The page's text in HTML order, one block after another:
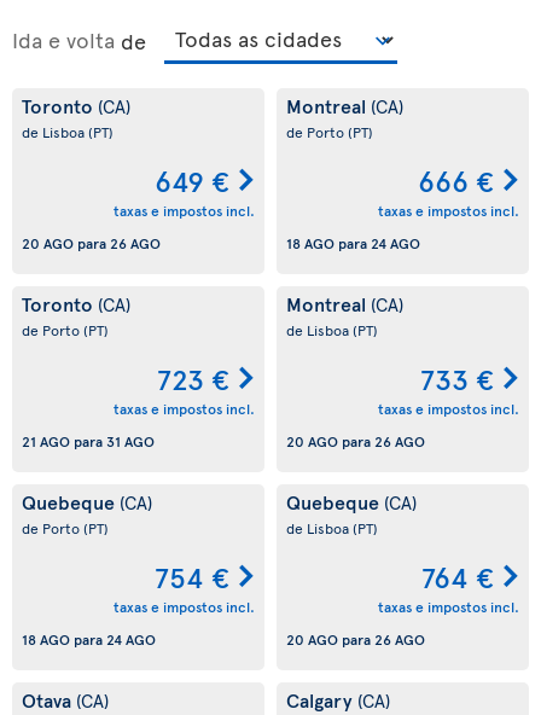
Ida e volta de
Toronto (CA)
de Lisboa(PT)
649 €
taxas e impostos incl.
20 AGO para26 AGO
Montreal (CA)
de Porto(PT)
666 €
taxas e impostos incl.
18 AGO para24 AGO
Toronto (CA)
de Porto(PT)
723 €
taxas e impostos incl.
21 AGO para 31 AGO
Montreal (CA)
de Lisboa(PT)
733 €
taxas e impostos incl.
20 AGO para26 AGO
Quebeque (CA)
de Porto(PT)
754 €
taxas e impostos incl.
18 AGO para24 AGO
Quebeque (CA)
de Lisboa(PT)
764 €
taxas e impostos incl.
20 AGO para26 AGO
Otava (CA) Calgary (CA)